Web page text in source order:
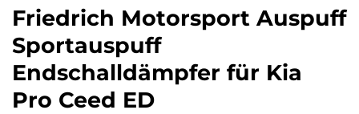
Friedrich Motorsport Auspuff
Sportauspuff
Endschalldämpfer für Kia
Pro Ceed ED